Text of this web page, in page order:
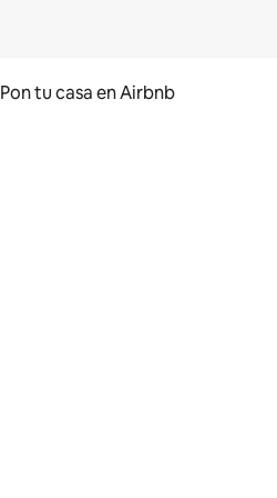
Pon tu casa en Airbnb